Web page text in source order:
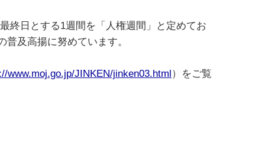
日とする1週間を「人権週間」と定めてお
及高揚に努めています。
www.moj.go.jp/JINKEN/jinken03.html）をご覧